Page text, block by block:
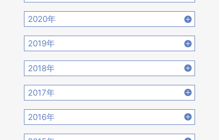
2022年10月 [16] 2022年9月 [12]
2022年8月 [20] 2022年7月 [19]
2022年6月 [17] 2022年5月 [14]
2022年4月 [15]
2022年2月 [12]
2021年12月 [18] 2021年11月 [18]
2021年10月 [17] 2021年9月 [14]
2021年6月 [17] 2021年5月 [18]
2021年4月 [16]
2021年2月 [14]
2020年
2020年12月 [21] 2020年11月 [9]
2020年10月 [21] 2020年9月 [16]
2020年8月 [18] 2020年7月 [16]
2020年6月 [21] 2020年5月 [14]
2020年4月 [12]
2019年
2019年12月 [14] 2019年11月 [17]
2019年10月 [12] 2019年9月 [15]
2019年8月 [18] 2019年7月 [21]
2019年6月 [18] 2019年5月 [20]
2018年
2018年12月 [20] 2018年11月 [14]
2018年10月 [20] 2018年9月 [12]
2018年8月 [15] 2018年7月 [14]
2017年
2017年12月 [28] 2017年11月 [22]
2017年10月 [21] 2017年9月 [24]
2016年
2016年12月 [21] 2016年11月 [28]